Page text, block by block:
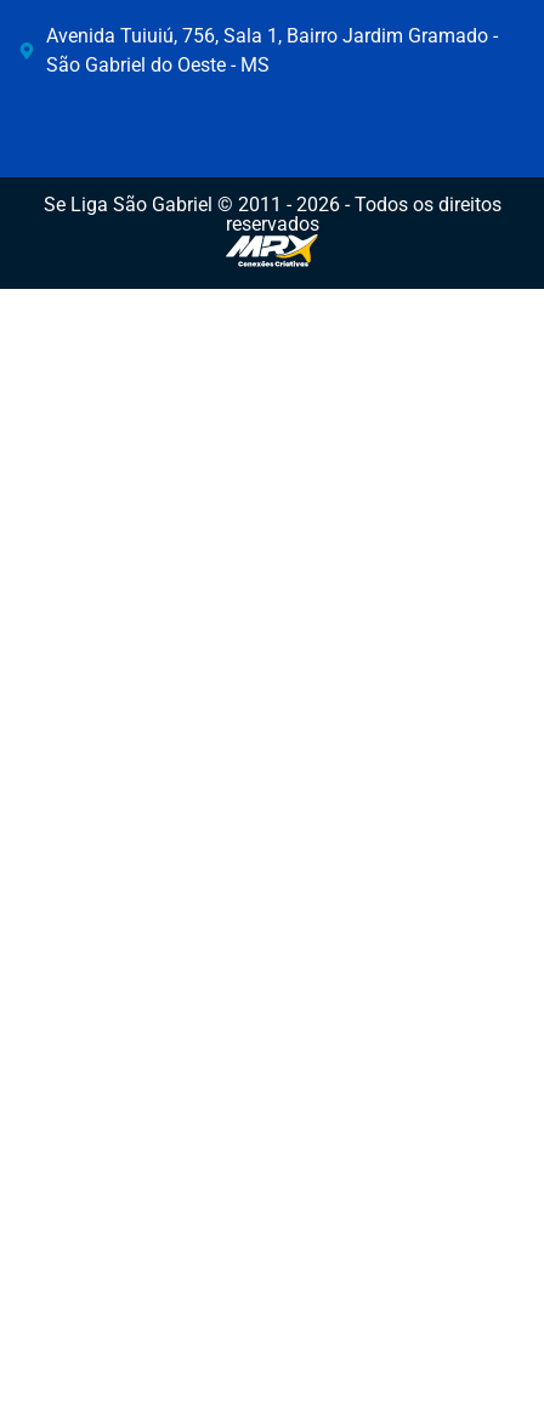
Avenida Tuiuiú, 756, Sala 1, Bairro Jardim Gramado -
São Gabriel do Oeste - MS
Se Liga São Gabriel © 2011 - 2026 - Todos os direitos
reservados